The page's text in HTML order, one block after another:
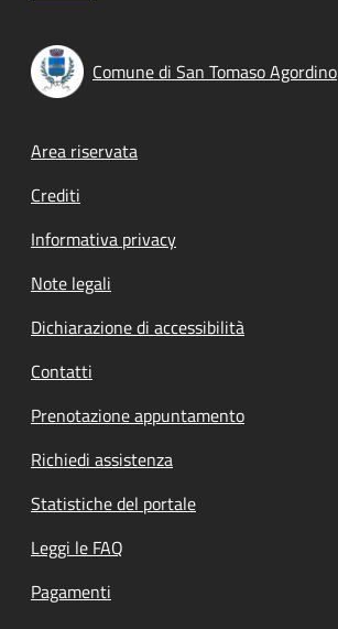
Comune di San Tomaso Agordino
Footer menu
Area riservata
Crediti
Informativa privacy
Note legali
Dichiarazione di accessibilità
Contatti
Prenotazione appuntamento
Richiedi assistenza
Statistiche del portale
Leggi le FAQ
Pagamenti